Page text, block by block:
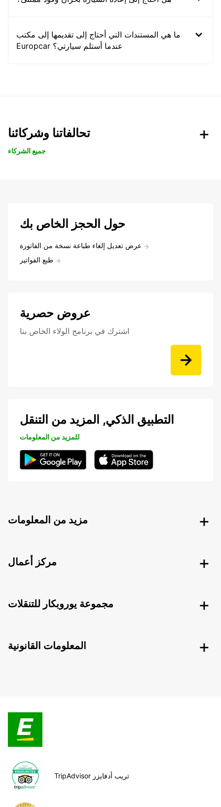
ما هي المستندات التي أحتاج إلى تقديمها إلى مكتب
Europcar عندما أستلم سيارتي؟
تحالفاتنا وشركائنا
جميع الشركاء
حول الحجز الخاص بك
عرض تعديل إلغاء طباعة نسخة من الفاتورة
طبع الفواتير
عروض حصرية
اشترك في برنامج الولاء الخاص بنا
التطبيق الذكي, المزيد من التنقل
للمزيد من المعلومات
مزيد من المعلومات
مركز أعمال
مجموعة يوروبكار للتنقلات
المعلومات القانونية
TripAdvisor تريب أدفايزر